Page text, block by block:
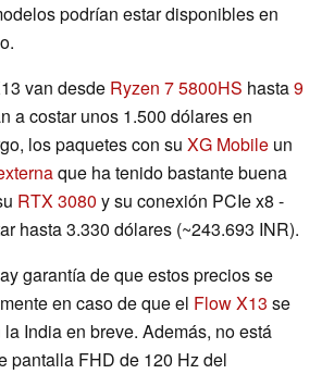
podrían estar disponibles en
van desde Ryzen 7 5800HS hasta9
a costar unos 1.500 dólares en
los paquetes con su XG Mobile un
que ha tenido bastante buena
RTX 3080 y su conexión PCIe x8 -
hasta 3.330 dólares (~243.693 INR).
garantía de que estos precios se
en caso de que el Flow X13 se
India en breve. Además, no está
pantalla FHD de 120 Hz del